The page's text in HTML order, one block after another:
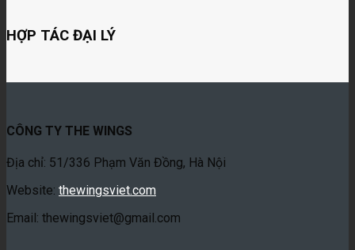
HỢP TÁC ĐẠI LÝ
CÔNG TY THE WINGS
Địa chỉ: 51/336 Phạm Văn Đồng, Hà Nội
Website: thewingsviet.com
Email: thewingsviet@gmail.com